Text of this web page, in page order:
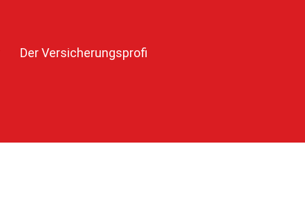
Der Versicherungsprofi